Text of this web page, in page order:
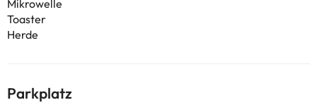
Mikrowelle
Toaster
Herde
Parkplatz